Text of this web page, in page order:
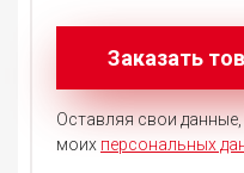
Оставляя свои
моих персональных